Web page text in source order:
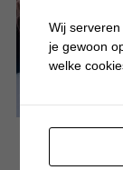
Wij
je gewoon
welke